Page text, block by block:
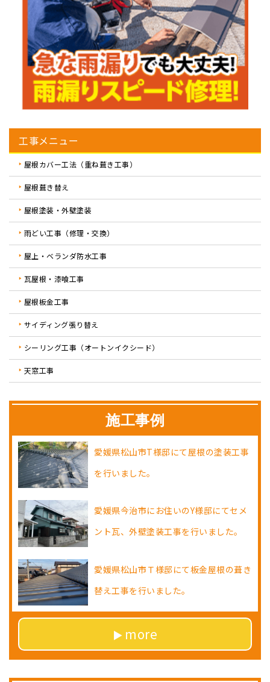
工事メニュー
屋根カバー工法（重ね葺き工事）
屋根葺き替え
屋根塗装・外壁塗装
雨どい工事（修理・交換）
屋上・ベランダ防水工事
瓦屋根・漆喰工事
屋根板金工事
サイディング張り替え
シーリング工事（オートンイクシード）
天窓工事
施工事例
愛媛県松山市T様邸にて屋根の塗装工事
を行いました。
愛媛県今治市にお住いのY様邸にてセメ
ント瓦、外壁塗装工事を行いました。
愛媛県松山市Ｔ様邸にて板金屋根の葺き
替え工事を行いました。
more